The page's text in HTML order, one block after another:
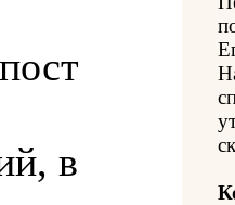
в